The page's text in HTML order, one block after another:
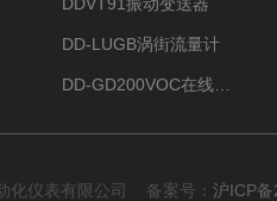
DD-LUGB涡街流量计
化仪表有限公司 备案号： 沪ICP